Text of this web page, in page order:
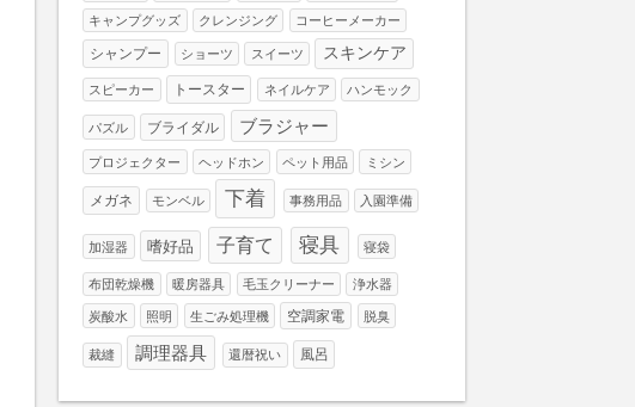
キャンプグッズ クレンジング コーヒーメーカー
シャンプー ショーツ スイーツ スキンケア
スピーカー トースター ネイルケア ハンモック
パズル ブライダル ブラジャー
プロジェクター ヘッドホン ペット用品 ミシン
メガネ モンベル 下着 事務用品 入園準備
加湿器 嗜好品 子育て 寝具 寝袋
布団乾燥機 暖房器具 毛玉クリーナー 浄水器
炭酸水 照明 生ごみ処理機 空調家電 脱臭
裁縫 調理器具 還暦祝い 風呂